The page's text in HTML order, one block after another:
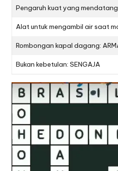
Pengaruh kuat yang
Alat untuk mengambil air saat
Rombongan kapal dagang:
Bukan kebetulan: SENGAJA